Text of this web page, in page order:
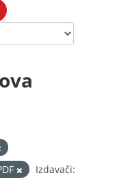
Izdavači: